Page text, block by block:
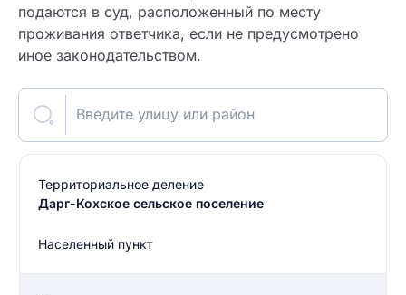
подаются в суд, расположенный по месту
проживания ответчика, если не предусмотрено
иное законодательством.
Введите улицу или район
Территориальное деление
Дарг-Кохское сельское поселение
Населенный пункт